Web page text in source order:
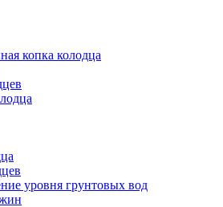
копка колодца
уровня грунтовых вод